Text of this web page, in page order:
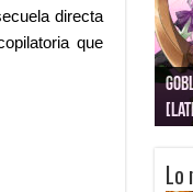
directa
que
Lo